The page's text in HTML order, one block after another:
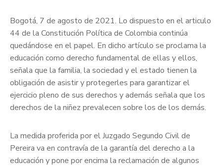
Bogotá, 7 de agosto de 2021. Lo dispuesto en el articulo
44 de la Constitución Política de Colombia continúa
quedándose en el papel. En dicho artículo se proclama la
educación como derecho fundamental de ellas y ellos,
señala que la familia, la sociedad y el estado tienen la
obligación de asistir y protegerles para garantizar el
ejercicio pleno de sus derechos y además señala que los
derechos de la niñez prevalecen sobre los de los demás.
La medida proferida por el Juzgado Segundo Civil de
Pereira va en contravía de la garantía del derecho a la
educación y pone por encima la reclamación de algunos